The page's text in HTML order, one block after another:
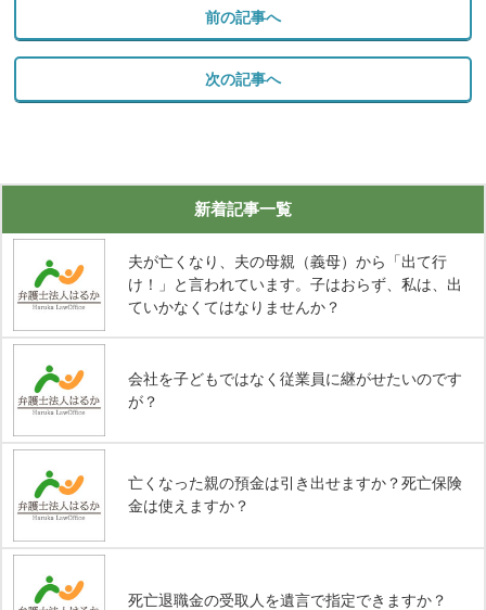
前の記事へ
次の記事へ
新着記事一覧
夫が亡くなり、夫の母親（義母）から「出て行
け！」と言われています。子はおらず、私は、出
ていかなくてはなりませんか？
会社を子どもではなく従業員に継がせたいのです
が？
亡くなった親の預金は引き出せますか？死亡保険
金は使えますか？
死亡退職金の受取人を遺言で指定できますか？